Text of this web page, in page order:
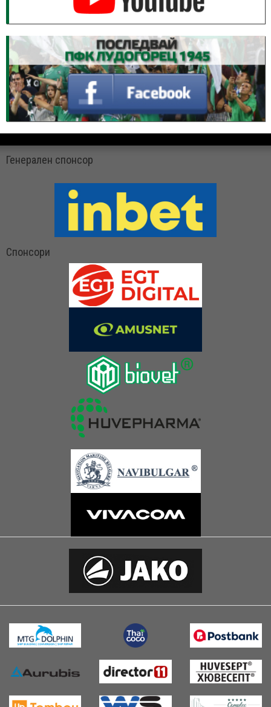
Генерален спонсор
Спонсори